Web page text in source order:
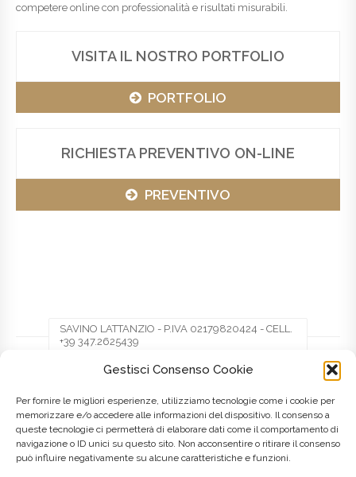
Gestisci Consenso Cookie
Per fornire le migliori esperienze, utilizziamo tecnologie come i cookie per
memorizzare e/o accedere alle informazioni del dispositivo. Il consenso a
queste tecnologie ci permetterà di elaborare dati come il comportamento di
navigazione o ID unici su questo sito. Non acconsentire o ritirare il consenso
può influire negativamente su alcune caratteristiche e funzioni.
competere online con professionalità e risultati misurabili.
VISITA IL NOSTRO PORTFOLIO
PORTFOLIO
RICHIESTA PREVENTIVO ON-LINE
PREVENTIVO
SAVINO LATTANZIO - P.IVA 02179820424 - CELL.
+39 347.2625439
Facebook Twitter Pinterest
LinkedIn
Posted on 8 Maggio 2016